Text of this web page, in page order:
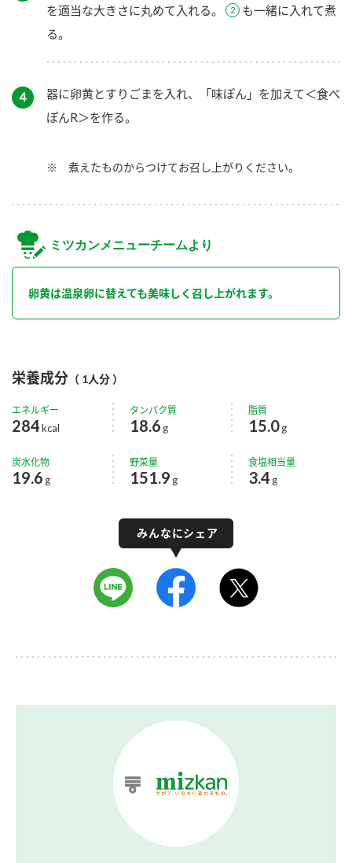
を適当な大きさに丸めて入れる。
も一緒に入れて煮
る。
４
器に卵黄とすりごまを入れ、「味ぽん」を加えて＜食べ
ぽんR＞を作る。
※ 煮えたものからつけてお召し上がりください。
ミツカンメニューチームより
卵黄は温泉卵に替えても美味しく召し上がれます。
栄養成分 （ 1人分 ）
エネルギー
284kcal
タンパク質
18.6 g
脂質
15.0 g
炭水化物
19.6 g
野菜量
151.9 g
食塩相当量
3.4 g